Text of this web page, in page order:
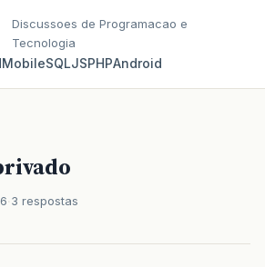
Discussoes de Programacao e
Tecnologia
MobileSQLJSPHPAndroid
3 respostas